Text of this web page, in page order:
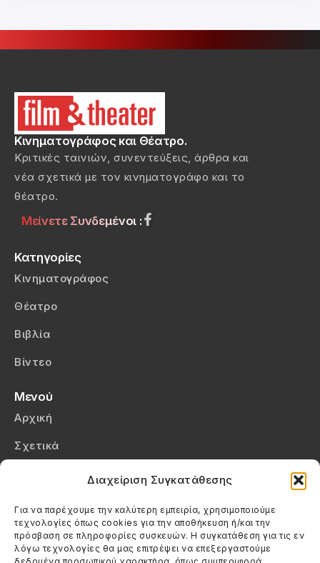
Διαχείριση Συγκατάθεσης
Για να παρέχουμε την καλύτερη εμπειρία, χρησιμοποιούμε
τεχνολογίες όπως cookies για την αποθήκευση ή/και την
πρόσβαση σε πληροφορίες συσκευών. Η συγκατάθεση για τις εν
λόγω τεχνολογίες θα μας επιτρέψει να επεξεργαστούμε
Κινηματογράφος και Θέατρο.
Κριτικές ταινιών, συνεντεύξεις, άρθρα και
νέα σχετικά με τον κινηματογράφο και το
θέατρο.
Μείνετε Συνδεμένοι :
Κατηγορίες
Κινηματογράφος
Θέατρο
Βιβλία
Βίντεο
Μενού
Αρχική
Σχετικά
Πολιτική Cookies (ΕΕ)